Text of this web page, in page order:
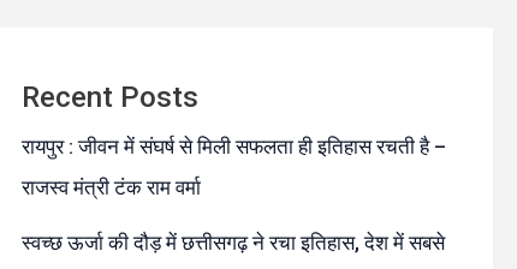
Recent Posts
रायपुर : जीवन में संघर्ष से मिली सफलता ही इतिहास रचती है –
राजस्व मंत्री टंक राम वर्मा
स्वच्छ ऊर्जा की दौड़ में छत्तीसगढ़ ने रचा इतिहास, देश में सबसे